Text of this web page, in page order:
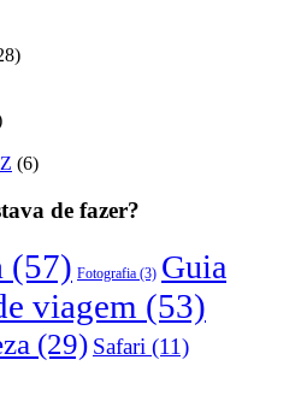
(6)
de fazer?
(57) Fotografia (3) Guia
viagem (53)
(29) Safari (11)